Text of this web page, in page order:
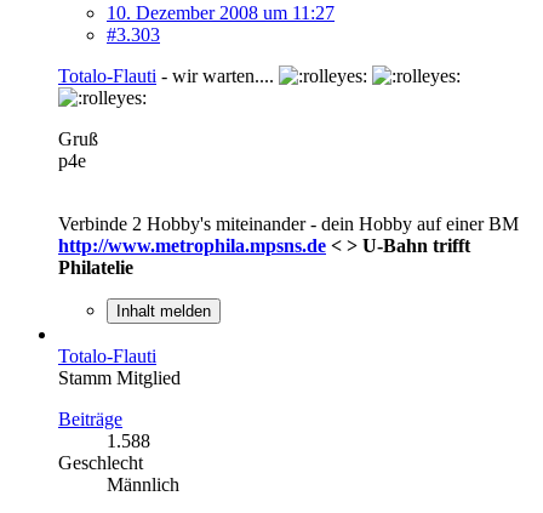
10. Dezember 2008 um 11:27
#3.303
Totalo-Flauti - wir warten....
Gruß
p4e
Verbinde 2 Hobby's miteinander - dein Hobby auf einer BM
http://www.metrophila.mpsns.de < > U-Bahn trifft
Philatelie
Inhalt melden
Totalo-Flauti
Stamm Mitglied
Beiträge
1.588
Geschlecht
Männlich